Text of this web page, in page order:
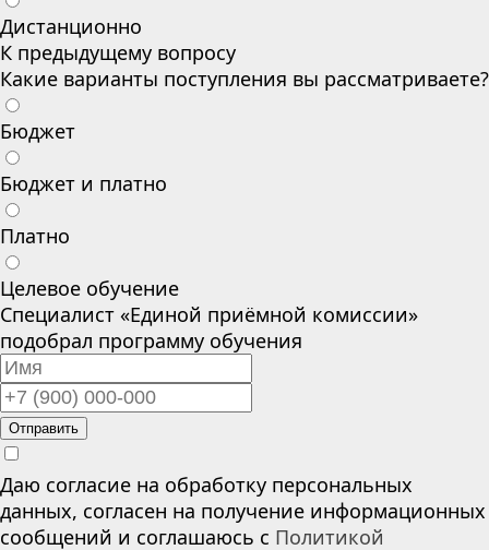
Дистанционно
К предыдущему вопросу
Какие варианты поступления вы рассматриваете?
Бюджет
Бюджет и платно
Платно
Целевое обучение
Специалист «Единой приёмной комиссии»
подобрал программу обучения
Отправить
Даю согласие на обработку персональных
данных, согласен на получение информационных
сообщений и соглашаюсь с Политикой